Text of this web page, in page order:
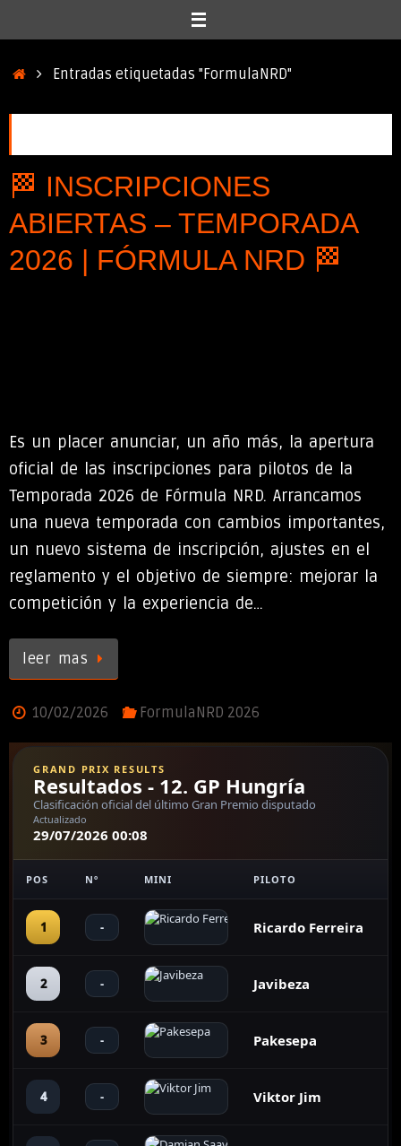
InicioEntradas etiquetadas "FormulaNRD"
🏁 INSCRIPCIONES
ABIERTAS – TEMPORADA
2026 | FÓRMULA NRD 🏁
Es un placer anunciar, un año más, la apertura
oficial de las inscripciones para pilotos de la
Temporada 2026 de Fórmula NRD. Arrancamos
una nueva temporada con cambios importantes,
un nuevo sistema de inscripción, ajustes en el
reglamento y el objetivo de siempre: mejorar la
competición y la experiencia de…
leer mas
10/02/2026 FormulaNRD 2026